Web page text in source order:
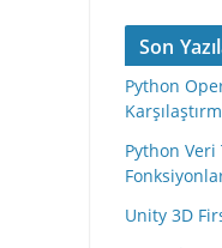
Son
Python
Python
Unity 3D